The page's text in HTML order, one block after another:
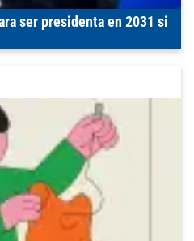
ser presidenta en 2031 si